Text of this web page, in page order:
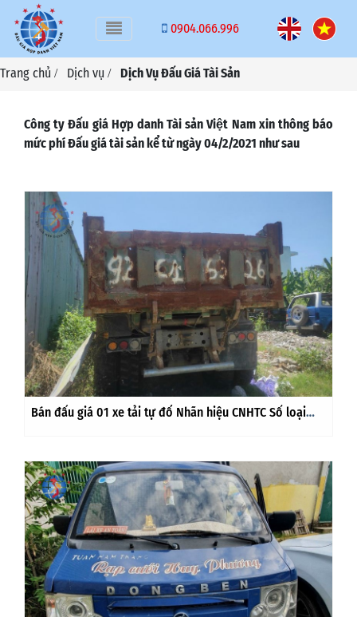
Toggle navigation
0904.066.996
Trang chủ / Dịch vụ / Dịch Vụ Đấu Giá Tài Sản
Công ty Đấu giá Hợp danh Tài sản Việt Nam xin thông báo
mức phí Đấu giá tài sản kể từ ngày 04/2/2021 như sau
Bán đấu giá 01 xe tải tự đổ Nhãn hiệu CNHTC Số loại